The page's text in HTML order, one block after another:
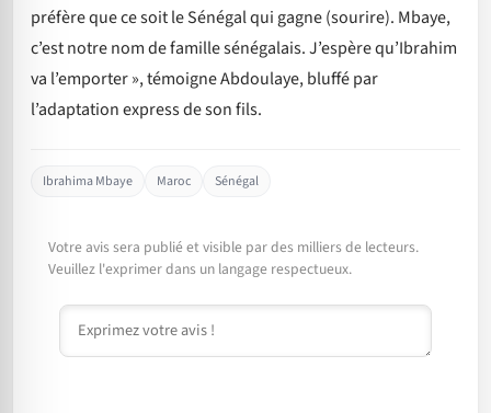
préfère que ce soit le Sénégal qui gagne (sourire). Mbaye,
c’est notre nom de famille sénégalais. J’espère qu’Ibrahim
va l’emporter », témoigne Abdoulaye, bluffé par
l’adaptation express de son fils.
Ibrahima Mbaye Maroc Sénégal
Votre avis sera publié et visible par des milliers de lecteurs.
Veuillez l'exprimer dans un langage respectueux.
Commentaire